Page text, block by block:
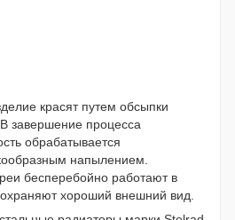
красят путем обсыпки
завершение процесса
обрабатывается
напылением.
бесперебойно работают в
хороший внешний вид.